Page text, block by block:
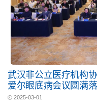
武汉非公立医疗机构
爱尔眼底病会议圆满
2025-03-01